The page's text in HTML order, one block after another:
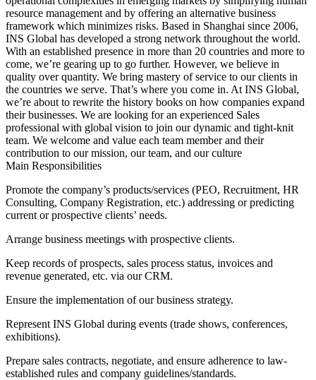
resource management and by offering an alternative business
framework which minimizes risks. Based in Shanghai since 2006,
INS Global has developed a strong network throughout the world.
With an established presence in more than 20 countries and more to
come, we’re gearing up to go further. However, we believe in
quality over quantity. We bring mastery of service to our clients in
the countries we serve. That’s where you come in. At INS Global,
we’re about to rewrite the history books on how companies expand
their businesses. We are looking for an experienced Sales
professional with global vision to join our dynamic and tight-knit
team. We welcome and value each team member and their
contribution to our mission, our team, and our culture
Main Responsibilities
Promote the company’s products/services (PEO, Recruitment, HR
Consulting, Company Registration, etc.) addressing or predicting
current or prospective clients’ needs.
Arrange business meetings with prospective clients.
Keep records of prospects, sales process status, invoices and
revenue generated, etc. via our CRM.
Ensure the implementation of our business strategy.
Represent INS Global during events (trade shows, conferences,
exhibitions).
Prepare sales contracts, negotiate, and ensure adherence to law-
established rules and company guidelines/standards.